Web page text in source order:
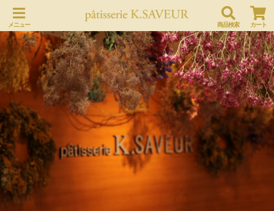
メニュー 商品検索 カート